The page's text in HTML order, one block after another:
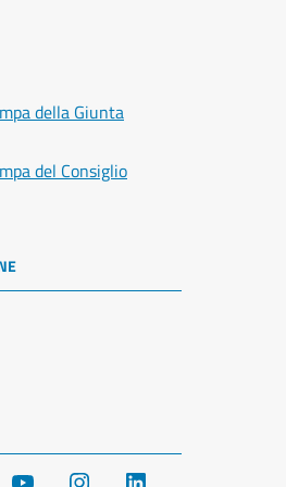
della Giunta
del Consiglio
YouTube Instagram